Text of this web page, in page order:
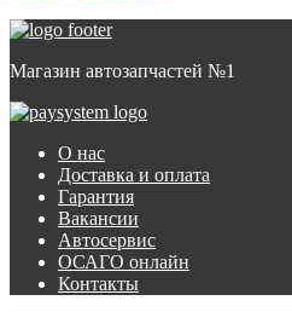
Магазин автозапчастей №1
О нас
Доставка и оплата
Гарантия
Вакансии
Автосервис
ОСАГО онлайн
Контакты